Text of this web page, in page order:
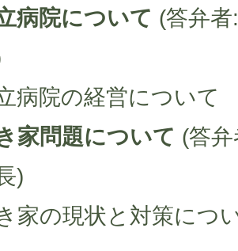
病院について
(答弁
病院の経営について
家問題について
(答
)​
家の現状と対策につ